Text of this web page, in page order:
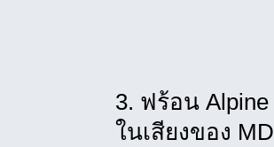
3. ฟร้อน
ในเสียงของ